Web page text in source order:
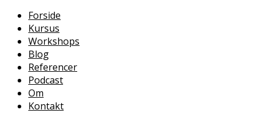
Forside
Kursus
Workshops
Blog
Referencer
Podcast
Om
Kontakt